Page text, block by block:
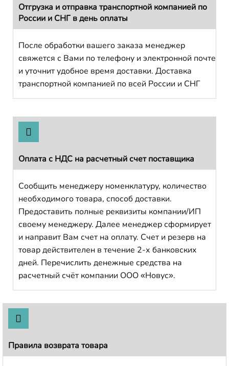
Отгрузка и отправка транспортной компанией по
России и СНГ в день оплаты
После обработки вашего заказа менеджер
свяжется с Вами по телефону и электронной почте
и уточнит удобное время доставки. Доставка
транспортной компанией по всей России и СНГ
Оплата с НДС на расчетный счет поставщика
Сообщить менеджеру номенклатуру, количество
необходимого товара, способ доставки.
Предоставить полные реквизиты компании/ИП
своему менеджеру. Далее менеджер сформирует
и направит Вам счет на оплату. Счет и резерв на
товар действителен в течение 2-х банковских
дней. Перечислить денежные средства на
расчетный счёт компании ООО «Новус».
Правила возврата товара